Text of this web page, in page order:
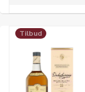
Tilbud